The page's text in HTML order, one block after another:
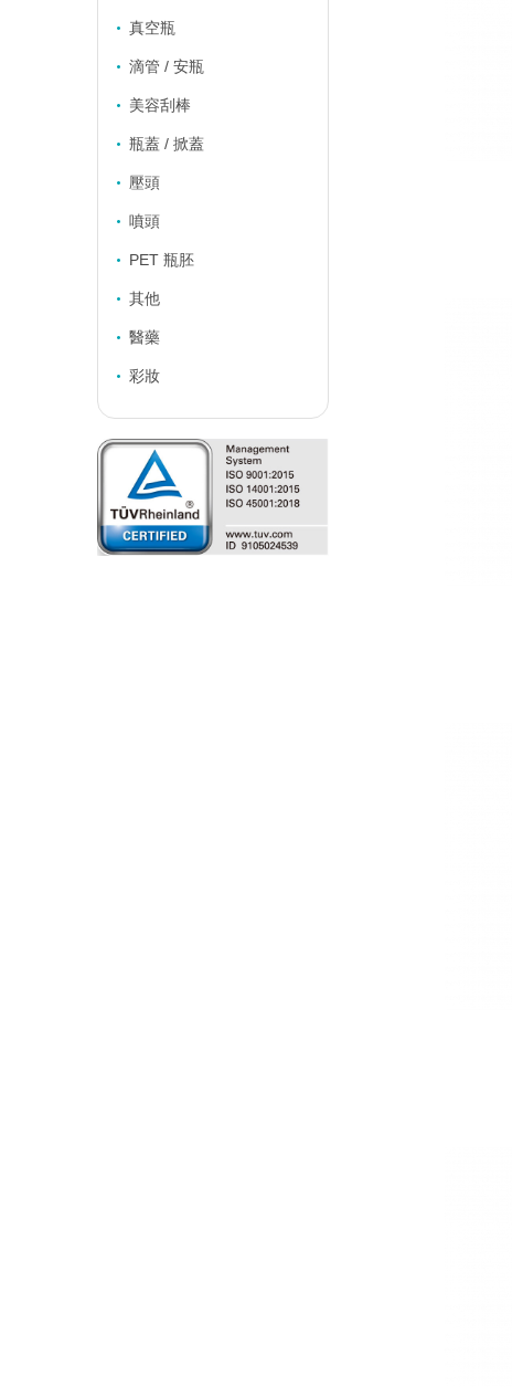
真空瓶
滴管 / 安瓶
美容刮棒
瓶蓋 / 掀蓋
壓頭
噴頭
PET 瓶胚
其他
醫藥
彩妝